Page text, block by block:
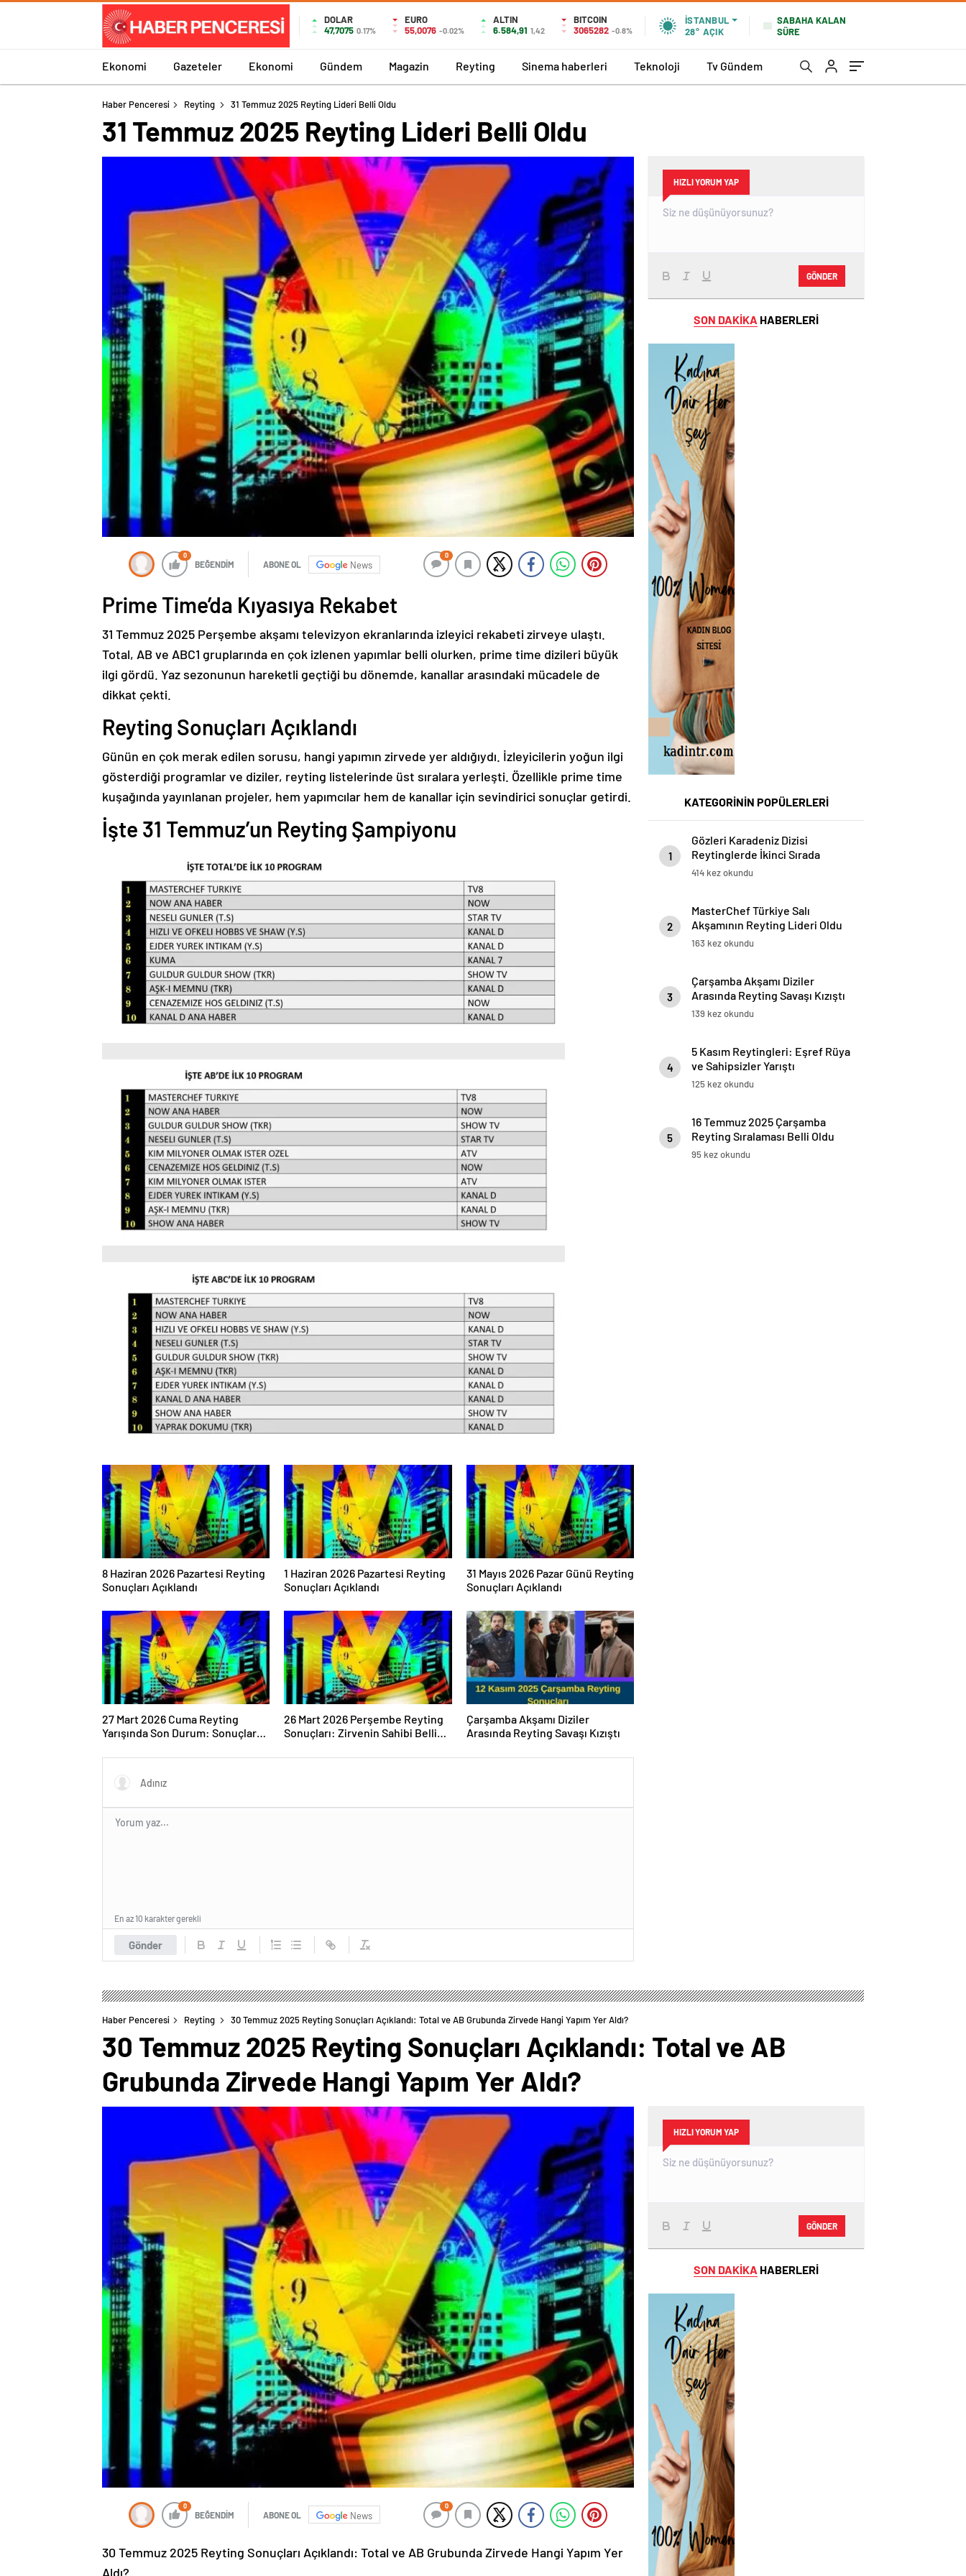
DOLAR
47,7075 0.17%
EURO
55,0076 -0.02%
ALTIN
6.584,91 1,42
BITCOIN
3065282 -0.8%
İSTANBUL
28° AÇIK
SABAHA KALAN
SÜRE
Ekonomi Gazeteler Ekonomi Gündem Magazin Reyting Sinema haberleri Teknoloji Tv Gündem
Haber Penceresi Reyting 31 Temmuz 2025 Reyting Lideri Belli Oldu
31 Temmuz 2025 Reyting Lideri Belli Oldu
0
BEĞENDİM ABONE OL News
0
Prime Time’da Kıyasıya Rekabet
31 Temmuz 2025 Perşembe akşamı televizyon ekranlarında izleyici rekabeti zirveye ulaştı.
Total, AB ve ABC1 gruplarında en çok izlenen yapımlar belli olurken, prime time dizileri büyük
ilgi gördü. Yaz sezonunun hareketli geçtiği bu dönemde, kanallar arasındaki mücadele de
dikkat çekti.
Reyting Sonuçları Açıklandı
Günün en çok merak edilen sorusu, hangi yapımın zirvede yer aldığıydı. İzleyicilerin yoğun ilgi
gösterdiği programlar ve diziler, reyting listelerinde üst sıralara yerleşti. Özellikle prime time
kuşağında yayınlanan projeler, hem yapımcılar hem de kanallar için sevindirici sonuçlar getirdi.
İşte 31 Temmuz’un Reyting Şampiyonu
8 Haziran 2026 Pazartesi Reyting
Sonuçları Açıklandı
1 Haziran 2026 Pazartesi Reyting
Sonuçları Açıklandı
31 Mayıs 2026 Pazar Günü Reyting
Sonuçları Açıklandı
27 Mart 2026 Cuma Reyting
Yarışında Son Durum: Sonuçlar
26 Mart 2026 Perşembe Reyting
Sonuçları: Zirvenin Sahibi Belli
Çarşamba Akşamı Diziler
Arasında Reyting Savaşı Kızıştı
Gönder
En az 10 karakter gerekli
HIZLI YORUM YAP
GÖNDER
SON DAKİKA HABERLERİ
KATEGORİNİN POPÜLERLERİ
1
Gözleri Karadeniz Dizisi
Reytinglerde İkinci Sırada
414 kez okundu
2
MasterChef Türkiye Salı
Akşamının Reyting Lideri Oldu
163 kez okundu
3
Çarşamba Akşamı Diziler
Arasında Reyting Savaşı Kızıştı
139 kez okundu
4
5 Kasım Reytingleri: Eşref Rüya
ve Sahipsizler Yarıştı
125 kez okundu
5
16 Temmuz 2025 Çarşamba
Reyting Sıralaması Belli Oldu
95 kez okundu
Haber Penceresi Reyting 30 Temmuz 2025 Reyting Sonuçları Açıklandı: Total ve AB Grubunda Zirvede Hangi Yapım Yer Aldı?
30 Temmuz 2025 Reyting Sonuçları Açıklandı: Total ve AB
Grubunda Zirvede Hangi Yapım Yer Aldı?
0
BEĞENDİM ABONE OL News
0
30 Temmuz 2025 Reyting Sonuçları Açıklandı: Total ve AB Grubunda Zirvede Hangi Yapım Yer
Aldı?
HIZLI YORUM YAP
GÖNDER
SON DAKİKA HABERLERİ